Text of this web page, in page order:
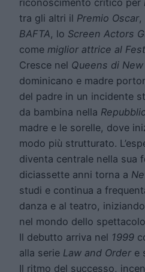
tra gli altri il Premio Oscar,
BAFTA, lo Screen Actors
come miglior attrice al
Cresce nel Queens di New
dominicano e madre
del padre in un incidente
da bambina nella
madre e le sorelle, dove
modo più strutturato.
diventa centrale nella sua
diciassette anni torna a
studi e continua a
danza e al teatro,
nel mondo dello
Il debutto arriva nel 1999
alla serie Law and Ordere
Il ritmo del successo,